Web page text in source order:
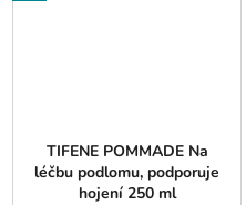
TIFENE POMMADE Na
léčbu podlomu, podporuje
hojení 250 ml